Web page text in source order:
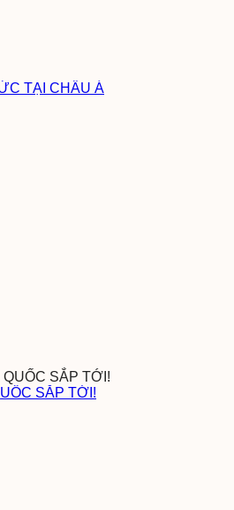
TẠI CHÂU Á
SẮP TỚI!